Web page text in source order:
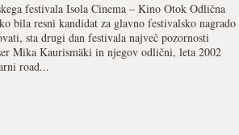
festivala Isola Cinema – Kino Otok Odlična
bila resni kandidat za glavno festivalsko nagrado
sta drugi dan festivala največ pozornosti
Mika Kaurismäki in njegov odlični, leta 2002
road...